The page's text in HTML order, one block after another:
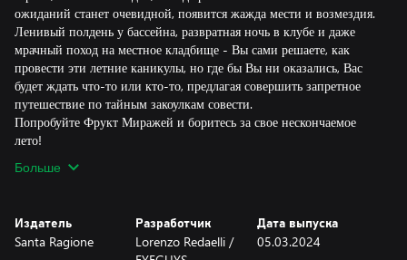
ожиданий станет очевидной, появится жажда мести и возмездия.
Ленивый полдень у бассейна, развратная ночь в клубе и даже
мрачный поход на местное кладбище - Вы сами решаете, как
провести эти летние каникулы, но где бы Вы ни оказались, Вас
будет ждать что-то или кто-то, предлагая совершить запретное
путешествие по тайным закоулкам совести.
Попробуйте Фрукт Миражей и боритесь за свое нескончаемое
лето!
Больше
Издатель
Santa Ragione
Разработчик
Lorenzo Redaelli /
Дата выпуска
05.03.2024